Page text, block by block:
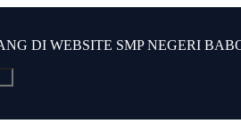
DI WEBSITE SMP NEGERI